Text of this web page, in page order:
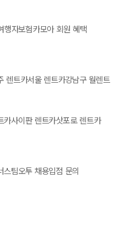
행자보험카모아 회원 혜택
렌트카서울 렌트카강남구 월렌트
카사이판 렌트카삿포로 렌트카
스팀오투 채용입점 문의